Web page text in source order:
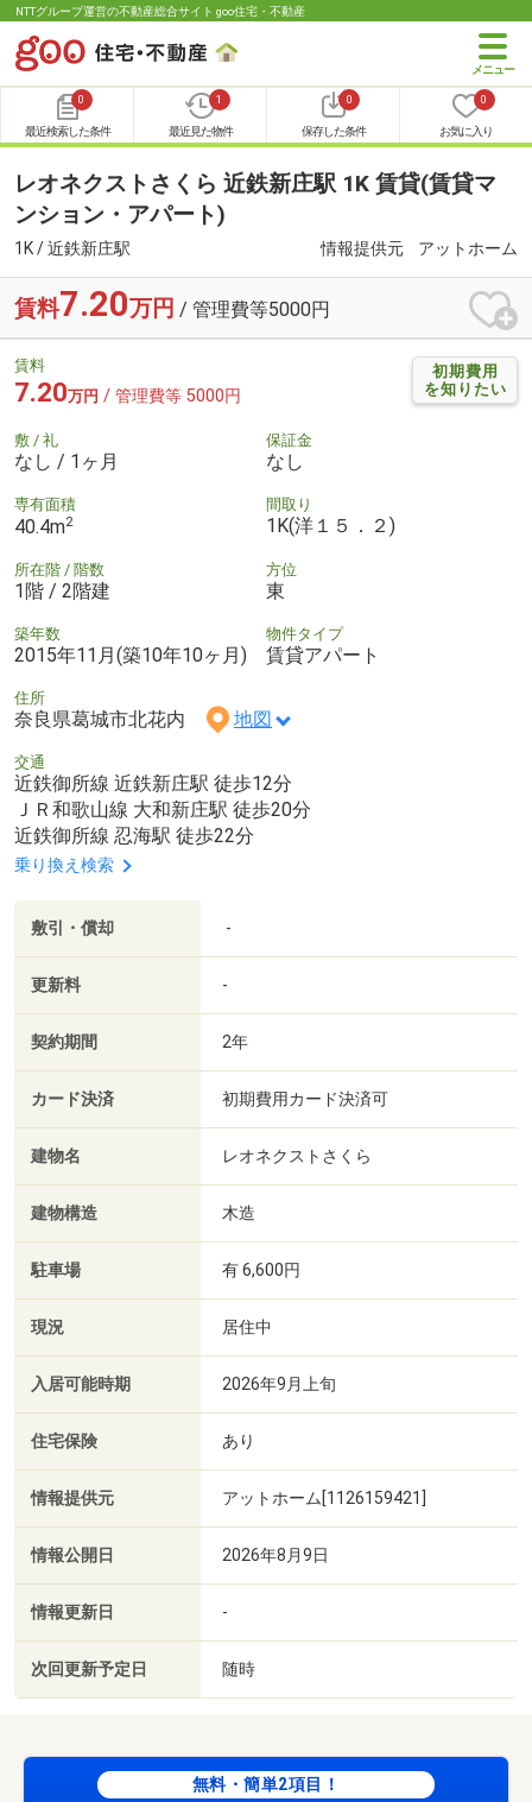
NTTグループ運営の不動産総合サイト goo住宅・不動産
0
最近検索した条件
1
最近見た物件
0
保存した条件
0
お気に入り
レオネクストさくら 近鉄新庄駅 1K 賃貸(賃貸マ
ンション・アパート)
1K / 近鉄新庄駅 情報提供元 アットホーム
賃料7.20万円 / 管理費等5000円
初期費用
を知りたい
賃料
7.20万円 / 管理費等 5000円
敷 / 礼
なし / 1ヶ月
保証金
なし
専有面積
40.4m2
間取り
1K(洋１５．２)
所在階 / 階数
1階 / 2階建
方位
東
築年数
2015年11月(築10年10ヶ月)
物件タイプ
賃貸アパート
住所
奈良県葛城市北花内 地図
交通
近鉄御所線 近鉄新庄駅 徒歩12分
ＪＲ和歌山線 大和新庄駅 徒歩20分
近鉄御所線 忍海駅 徒歩22分
乗り換え検索
敷引・償却 -
更新料 -
契約期間 2年
カード決済 初期費用カード決済可
建物名 レオネクストさくら
建物構造 木造
駐車場 有 6,600円
現況 居住中
入居可能時期 2026年9月上旬
住宅保険 あり
情報提供元 アットホーム[1126159421]
情報公開日 2026年8月9日
情報更新日 -
次回更新予定日 随時
無料・簡単2項目！